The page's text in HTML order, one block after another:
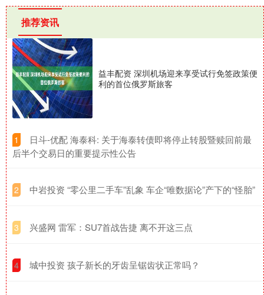
推荐资讯
益丰配资 深圳机场迎来享受试行免签政策便
利的首位俄罗斯旅客
1
​日斗-优配 海泰科: 关于海泰转债即将停止转股暨赎回前最
后半个交易日的重要提示性公告
2 ​中岩投资 “零公里二手车”乱象 车企“唯数据论”产下的“怪胎”
3 ​兴盛网 雷军：SU7首战告捷 离不开这三点
4 ​城中投资 孩子新长的牙齿呈锯齿状正常吗？